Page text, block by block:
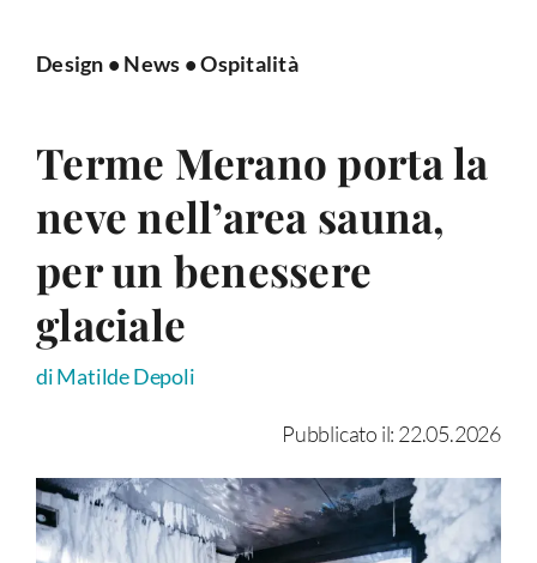
Design • News •Ospitalità
Terme Merano porta la
neve nell’area sauna,
per un benessere
glaciale
di Matilde Depoli
Pubblicato il: 22.05.2026